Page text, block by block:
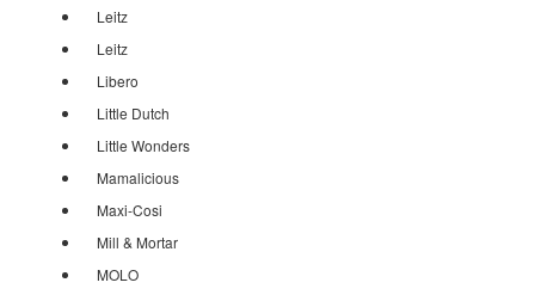
Leitz
Leitz
Libero
Little Dutch
Little Wonders
Mamalicious
Maxi-Cosi
Mill & Mortar
MOLO